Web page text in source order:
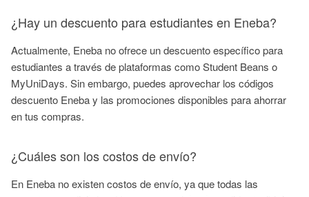
¿Hay un descuento para estudiantes en Eneba?
Actualmente, Eneba no ofrece un descuento específico para
estudiantes a través de plataformas como Student Beans o
MyUniDays. Sin embargo, puedes aprovechar los códigos
descuento Eneba y las promociones disponibles para ahorrar
en tus compras.
¿Cuáles son los costos de envío?
En Eneba no existen costos de envío, ya que todas las